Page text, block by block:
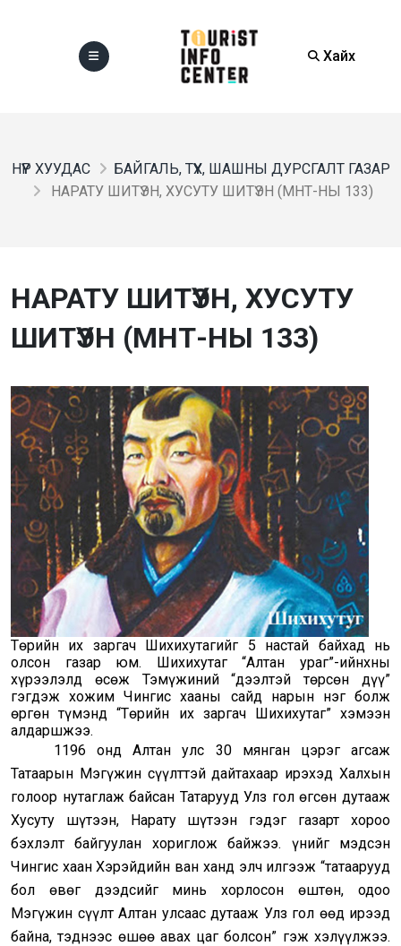
Хайх
НҮҮР ХУУДАС
БАЙГАЛЬ, ТҮҮХ, ШАШНЫ ДУРСГАЛТ ГАЗАР
НАРАТУ ШИТҮЭН, ХУСУТУ ШИТҮЭН (МНТ-НЫ 133)
НАРАТУ ШИТҮЭН, ХУСУТУ
ШИТҮЭН (МНТ-НЫ 133)
Төрийн их заргач Шихихутагийг 5 настай байхад нь
олсон газар юм. Шихихутаг “Алтан ураг”-ийнхны
хүрээлэлд өсөж Тэмүжиний “дээлтэй төрсөн дүү”
гэгдэж хожим Чингис хааны сайд нарын нэг болж
өргөн түмэнд “Төрийн их заргач Шихихутаг” хэмээн
алдаршжээ.
1196 онд Алтан улс 30 мянган цэрэг агсаж
Татаарын Мэгүжин сүүлттэй дайтахаар ирэхэд Халхын
голоор нутаглаж байсан Татарууд Улз гол өгсөн дутааж
Хусуту шүтээн, Нарату шүтээн гэдэг газарт хороо
бэхлэлт байгуулан хориглож байжээ. Үүнийг мэдсэн
Чингис хаан Хэрэйдийн ван ханд элч илгээж “татаарууд
бол өвөг дээдсийг минь хорлосон өштөн, одоо
Мэгүжин сүүлт Алтан улсаас дутааж Улз гол өөд ирээд
байна, тэднээс өшөө авах цаг болсон” гэж хэлүүлжээ.